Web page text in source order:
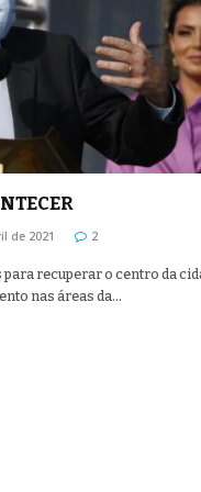
de 2021 2
recuperar o centro da
nas áreas da…